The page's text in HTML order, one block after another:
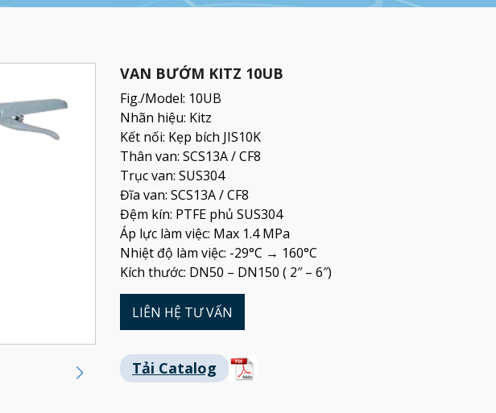
VAN BƯỚM KITZ 10UB
Fig./Model: 10UB
Nhãn hiệu: Kitz
Kết nối: Kẹp bích JIS10K
Thân van: SCS13A / CF8
Trục van: SUS304
Đĩa van: SCS13A / CF8
Đệm kín: PTFE phủ SUS304
Áp lực làm việc: Max 1.4 MPa
Nhiệt độ làm việc: -29°C → 160°C
Kích thước: DN50 – DN150 ( 2″ – 6″)
LIÊN HỆ TƯ VẤN
Tải Catalog